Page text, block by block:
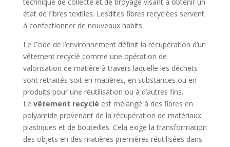
état de fibres textiles. Lesdites fibres recyclées servent
à confectionner de nouveaux habits.
Le Code de l’environnement définit la récupération d’un
vêtement recyclé comme une opération de
valorisation de matière à travers laquelle les déchets
sont retraités soit en matières, en substances ou en
produits pour une réutilisation ou à d’autres fins.
Le vêtement recyclé est mélangé à des fibres en
polyamide provenant de la récupération de matériaux
plastiques et de bouteilles. Cela exige la transformation
des objets en des matières premières réutilisées dans